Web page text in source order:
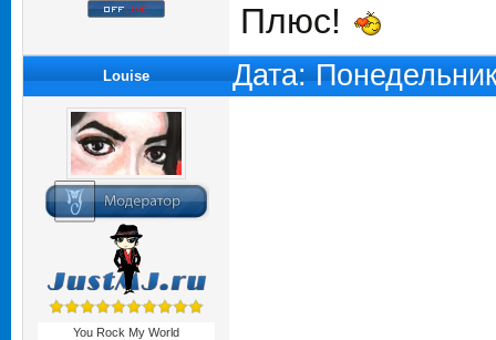
Плюс!
Louise Дата:
You Rock My World